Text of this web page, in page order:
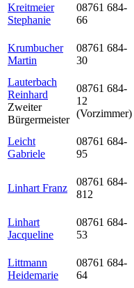
Kreitmeier
Stephanie
08761 684-
66
Krumbucher
Martin
08761 684-
30
Lauterbach
Reinhard
Zweiter
Bürgermeister
08761 684-
12
(Vorzimmer)
Leicht
Gabriele
08761 684-
95
Linhart Franz
08761 684-
812
Linhart
Jacqueline
08761 684-
53
Littmann
Heidemarie
08761 684-
64